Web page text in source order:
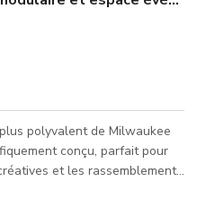
polyvalent de Milwaukee
conçu, parfait pour
et les rassemblements